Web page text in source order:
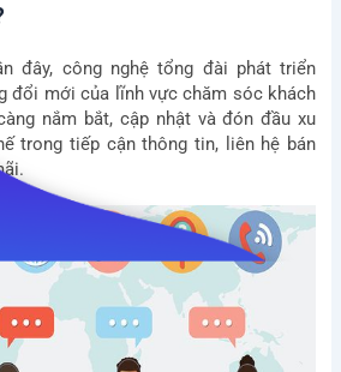
đây, công nghệ tổng đài phát triển
đổi mới của lĩnh vực chăm sóc khách
nắm bắt, cập nhật và đón đầu xu
trong tiếp cận thông tin, liên hệ bán